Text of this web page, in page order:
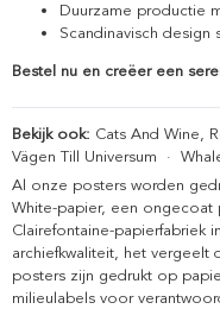
Duurzame productie
Scandinavisch design
Bestel nu en creëer een
Bekijk ook: Cats And Wine,
Vägen Till Universum ·
Al onze posters worden
White-papier, een ongecoat
Clairefontaine-papierfabriek
archiefkwaliteit, het vergeelt
posters zijn gedrukt op
milieulabels voor